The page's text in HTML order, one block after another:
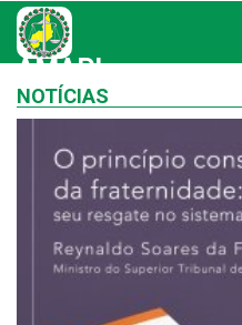
AMAPI
NOTÍCIAS